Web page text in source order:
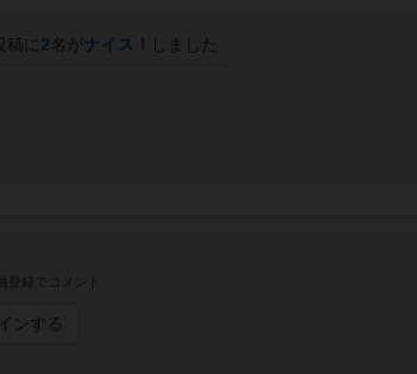
稿に 2名がナイス！ しました
登録でコメント
ンする